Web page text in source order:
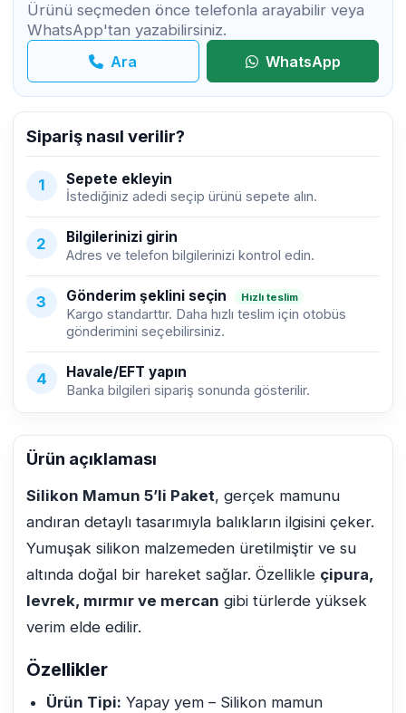
Ürünü seçmeden önce telefonla arayabilir veya
WhatsApp'tan yazabilirsiniz.
Ara
WhatsApp
Sipariş nasıl verilir?
1 Sepete ekleyin
İstediğiniz adedi seçip ürünü sepete alın.
2 Bilgilerinizi girin
Adres ve telefon bilgilerinizi kontrol edin.
3 Gönderim şeklini seçin Hızlı teslim
Kargo standarttır. Daha hızlı teslim için otobüs
gönderimini seçebilirsiniz.
4 Havale/EFT yapın
Banka bilgileri sipariş sonunda gösterilir.
Ürün açıklaması
Silikon Mamun 5’li Paket, gerçek mamunu
andıran detaylı tasarımıyla balıkların ilgisini çeker.
Yumuşak silikon malzemeden üretilmiştir ve su
altında doğal bir hareket sağlar. Özellikle çipura,
levrek, mırmır ve mercan gibi türlerde yüksek
verim elde edilir.
Özellikler
Ürün Tipi: Yapay yem – Silikon mamun